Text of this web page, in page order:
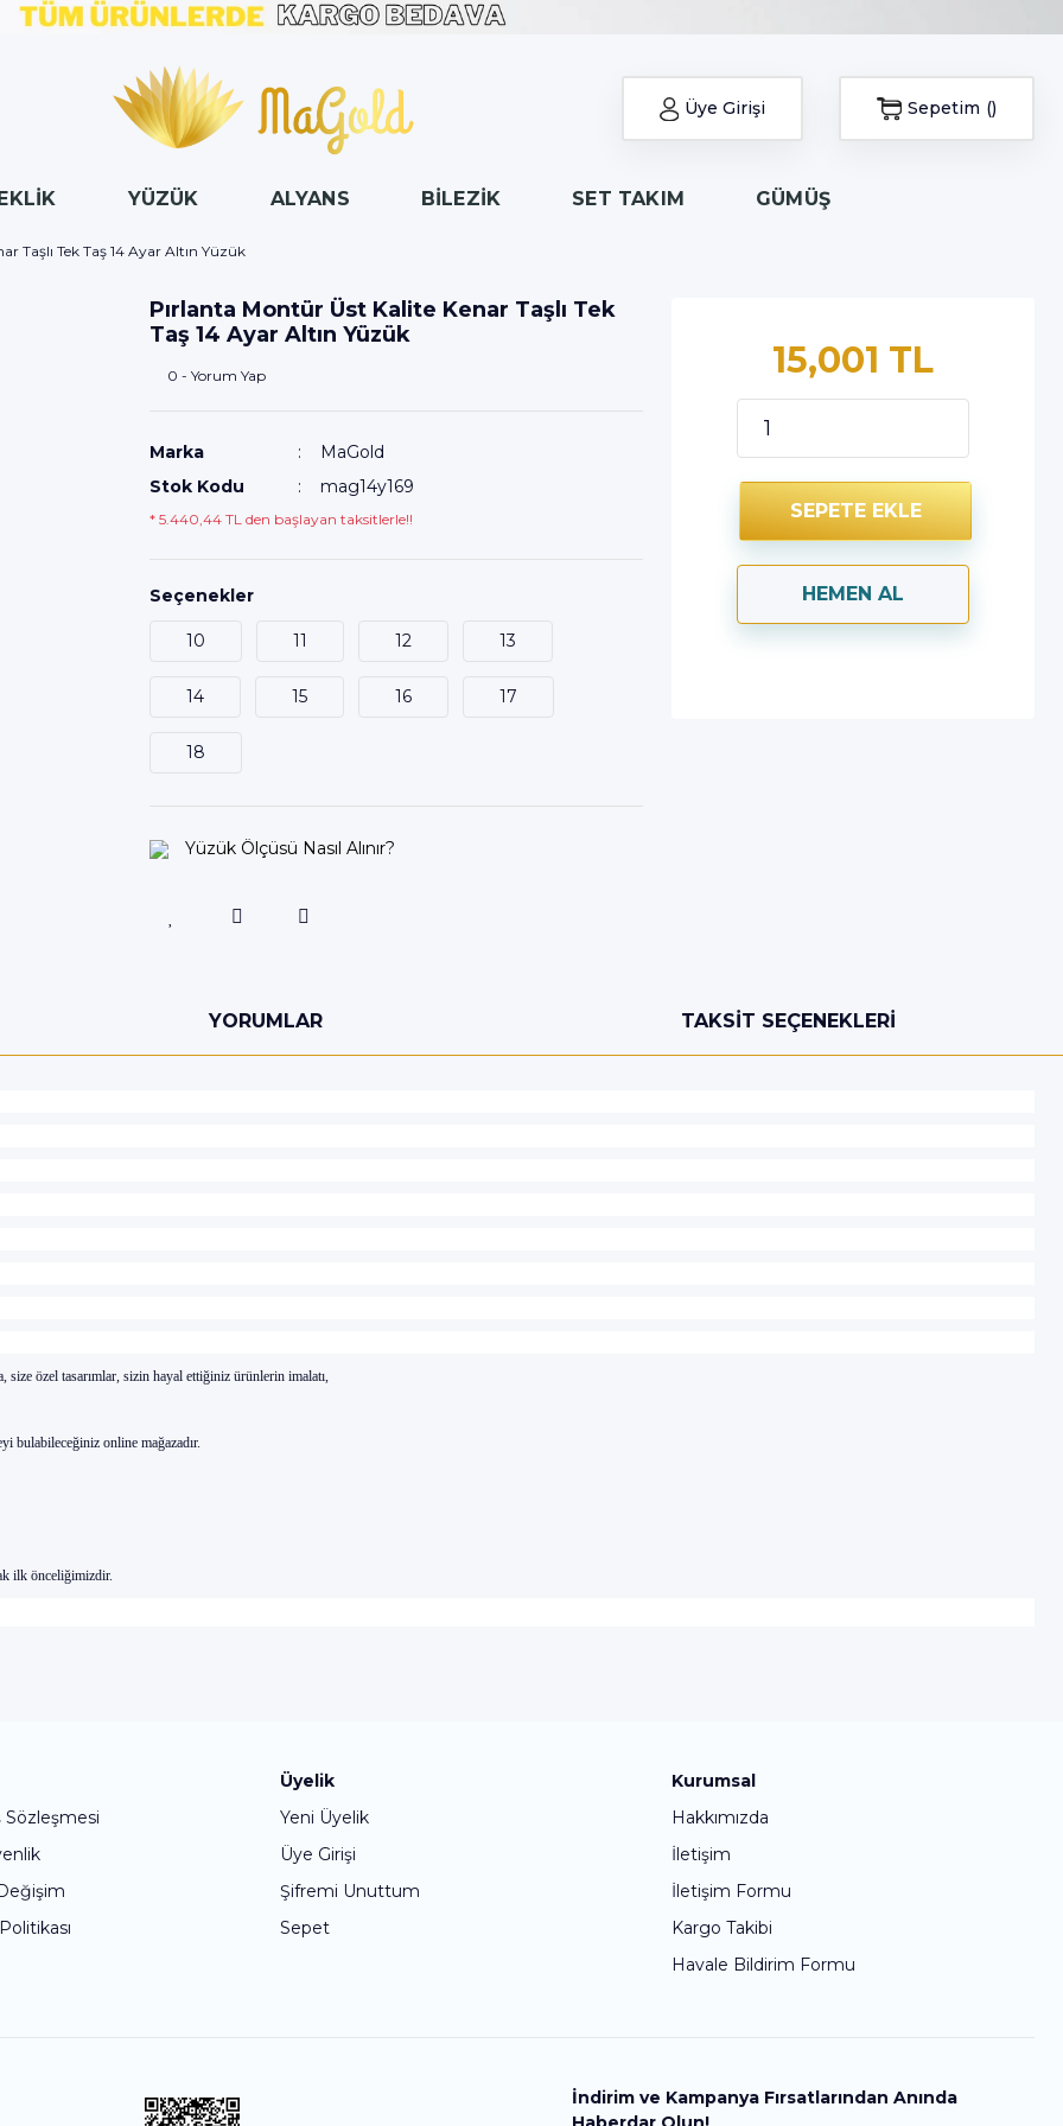
Üye Girişi Sepetim
YÜZÜK ALYANS BİLEZİK SET TAKIM GÜMÜŞ
Taşlı Tek Taş 14 Ayar Altın Yüzük
Pırlanta Montür Üst Kalite Kenar Taşlı Tek
Taş 14 Ayar Altın Yüzük
0 - Yorum Yap
Marka
MaGold
Stok Kodu
mag14y169
* 5.440,44 TL den başlayan taksitlerle!!
Seçenekler
10 11 12 13
14 15 16 17
18
Yüzük Ölçüsü Nasıl Alınır?
15,001 TL
SEPETE EKLE
HEMEN AL
YORUMLAR TAKSIT SEÇENEKLERI
size özel tasarımlar, sizin hayal ettiğiniz ürünlerin imalatı,
bulabileceğiniz online mağazadır.
ilk önceliğimizdir.
Yorum Yaz
Sözleşmesi
Üyelik
Yeni Üyelik
Üye Girişi
Şifremi Unuttum
Sepet
Kurumsal
Hakkımızda
İletişim
İletişim Formu
Kargo Takibi
Havale Bildirim Formu
İndirim ve Kampanya Fırsatlarından Anında